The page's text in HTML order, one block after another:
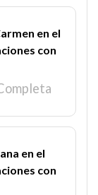
en el
con
en el
con